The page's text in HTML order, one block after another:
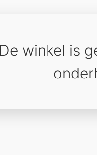
De winkel is